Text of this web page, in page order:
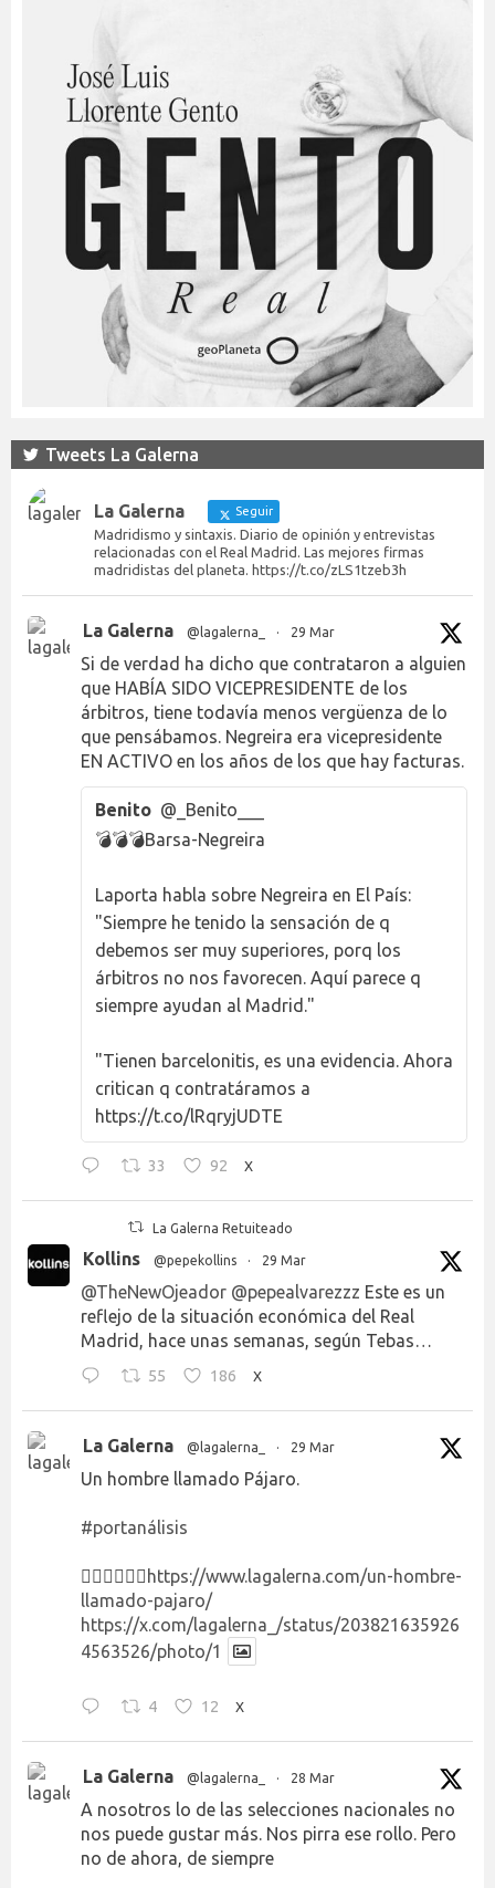
Tweets La Galerna
La Galerna Seguir
Madridismo y sintaxis. Diario de opinión y entrevistas
relacionadas con el Real Madrid. Las mejores firmas
madridistas del planeta. https://t.co/zLS1tzeb3h
La Galerna @lagalerna_ · 29 Mar
Si de verdad ha dicho que contrataron a alguien
que HABÍA SIDO VICEPRESIDENTE de los
árbitros, tiene todavía menos vergüenza de lo
que pensábamos. Negreira era vicepresidente
EN ACTIVO en los años de los que hay facturas.
Benito @_Benito___
💣💣💣Barsa-Negreira
Laporta habla sobre Negreira en El País:
"Siempre he tenido la sensación de q
debemos ser muy superiores, porq los
árbitros no nos favorecen. Aquí parece q
siempre ayudan al Madrid."
"Tienen barcelonitis, es una evidencia. Ahora
critican q contratáramos a
https://t.co/lRqryjUDTE
33 92 X
La Galerna Retuiteado
Kollins @pepekollins · 29 Mar
@TheNewOjeador @pepealvarezzz Este es un
reflejo de la situación económica del Real
Madrid, hace unas semanas, según Tebas…
55 186 X
La Galerna @lagalerna_ · 29 Mar
Un hombre llamado Pájaro.
#portanálisis
👉🏻👉🏻👉🏻 https://www.lagalerna.com/un-hombre-
llamado-pajaro/
https://x.com/lagalerna_/status/203821635926
4563526/photo/1
4 12 X
La Galerna @lagalerna_ · 28 Mar
A nosotros lo de las selecciones nacionales no
nos puede gustar más. Nos pirra ese rollo. Pero
no de ahora, de siempre